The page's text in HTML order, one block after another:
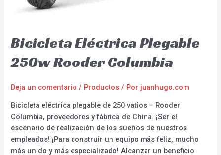
Bicicleta Eléctrica Plegable
250w Rooder Columbia
Deja un comentario / Productos / Por juanhugo.com
Bicicleta eléctrica plegable de 250 vatios – Rooder
Columbia, proveedores y fábrica de China. ¡Ser el
escenario de realización de los sueños de nuestros
empleados! ¡Para construir un equipo más feliz, mucho
más unido y más especializado! Alcanzar un beneficio